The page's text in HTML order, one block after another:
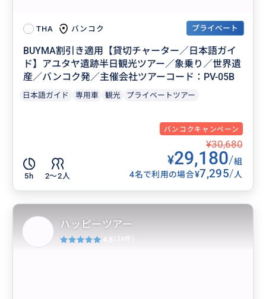
THA バンコク プライベート
BUYMA割引き適用【貸切チャーター／日本語ガイ
ド】アユタヤ遺跡半日観光ツアー／象乗り／世界遺
産／バンコク発／主催会社ツアーコード：PV-05B
日本語ガイド 専用車 観光 プライベートツアー
バンコクキャンペーン
5h 2〜2人
¥30,680
¥29,180/組
4名で利用の場合¥7,295/人
ハッピーツアー
4.8 (26件)